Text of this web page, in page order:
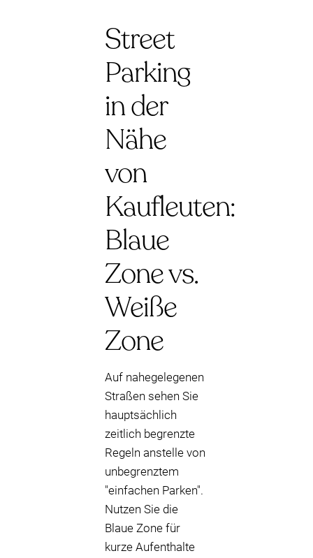
Street
Parking
in der
Nähe
von
Kaufleuten:
Blaue
Zone vs.
Weiße
Zone
Auf nahegelegenen
Straßen sehen Sie
hauptsächlich
zeitlich begrenzte
Regeln anstelle von
unbegrenztem
"einfachen Parken".
Nutzen Sie die
Blaue Zone für
kurze Aufenthalte